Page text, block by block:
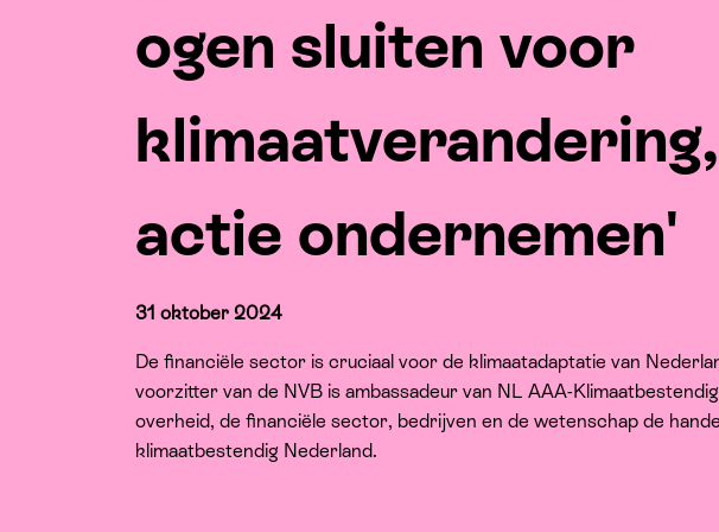
ogen sluiten voor
actie ondernemen'
31 oktober 2024
De financiële sector is cruciaal voor de klimaatadaptatie van
voorzitter van de NVB is ambassadeur van NL AAA-
overheid, de financiële sector, bedrijven en de wetenschap de
klimaatbestendig Nederland.